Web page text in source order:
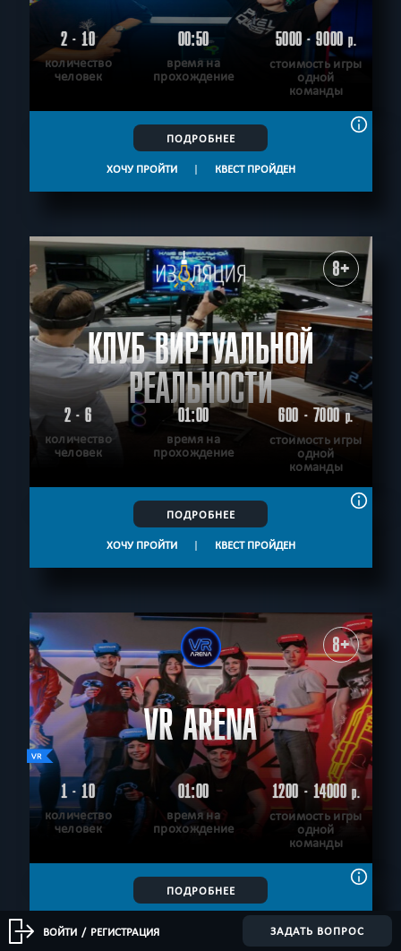
2 - 10
количество
человек
00:50
время на
прохождение
5000 - 9000р.
стоимость игры
одной
команды
ПОДРОБНЕЕ
ХОЧУ ПРОЙТИ | КВЕСТ ПРОЙДЕН
8+
КЛУБ ВИРТУАЛЬНОЙ
РЕАЛЬНОСТИ
2 - 6
количество
человек
01:00
время на
прохождение
600 - 7000р.
стоимость игры
одной
команды
ПОДРОБНЕЕ
ХОЧУ ПРОЙТИ | КВЕСТ ПРОЙДЕН
8+
VR ARENA
1 - 10
количество
человек
01:00
время на
прохождение
1200 - 14000р.
стоимость игры
одной
команды
ПОДРОБНЕЕ
КВЕСТ ПРОЙДЕН
ВОЙТИ / РЕГИСТРАЦИЯ ЗАДАТЬ ВОПРОС